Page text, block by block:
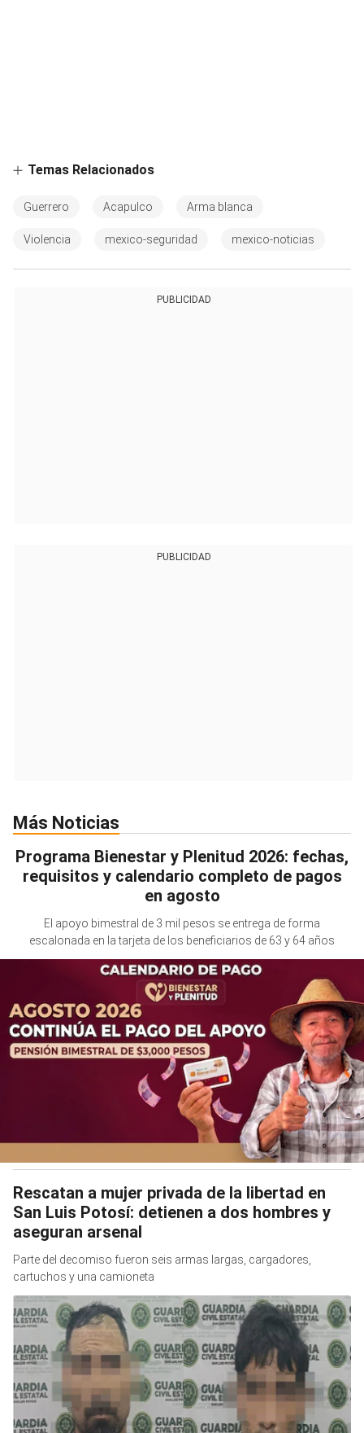
Temas Relacionados
Guerrero Acapulco Arma blanca
Violencia mexico-seguridad mexico-noticias
PUBLICIDAD
PUBLICIDAD
Más Noticias
Programa Bienestar y Plenitud 2026: fechas,
requisitos y calendario completo de pagos
en agosto
El apoyo bimestral de 3 mil pesos se entrega de forma
escalonada en la tarjeta de los beneficiarios de 63 y 64 años
Rescatan a mujer privada de la libertad en
San Luis Potosí: detienen a dos hombres y
aseguran arsenal
Parte del decomiso fueron seis armas largas, cargadores,
cartuchos y una camioneta